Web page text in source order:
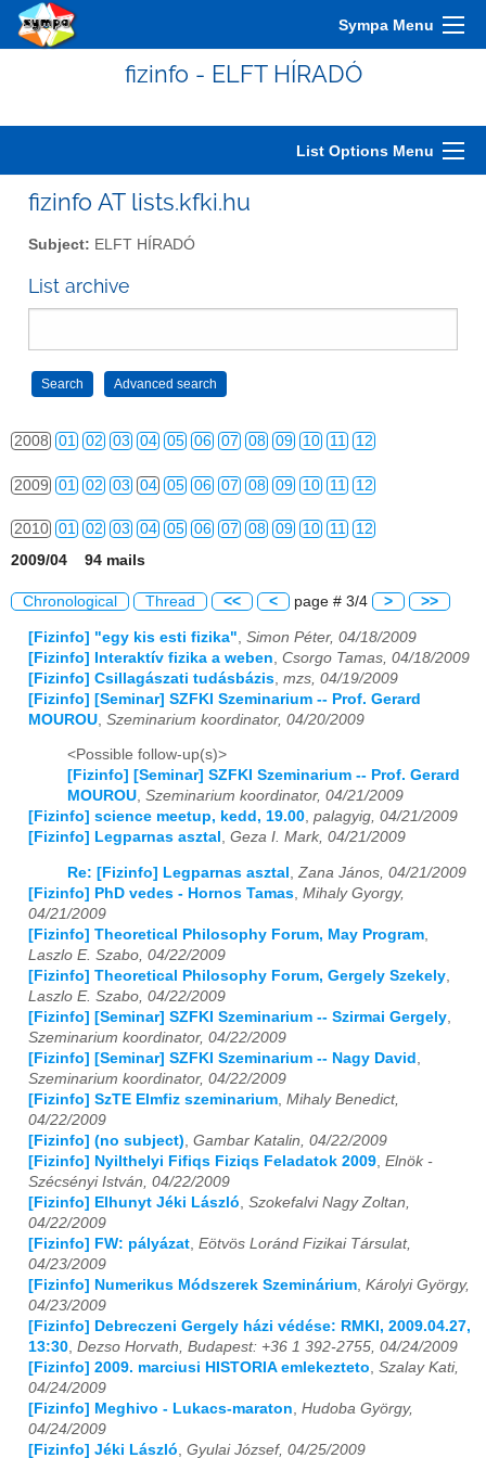
Sympa Menu
fizinfo - ELFT HÍRADÓ
List Options Menu
fizinfo AT lists.kfki.hu
Subject: ELFT HÍRADÓ
List archive
2002 01 02 03 04 05 06 07 08 09 10 11 12
2005 01 02 03 04 05 06 07 08 09 10 11 12
2006 01 02 03 04 05 06 07 08 09 10 11 12
2007 01 02 03 04 05 06 07
2008 01 02 03 04 05 06 07 08 09 10 11 12
2009 01 02 03 04 05 06 07 08 09 10 11 12
2010 01 02 03 04 05 06 07 08 09 10 11 12
2013 01 02 03 04 05 06 07 08 09 10 11 12
2014 01 02 03 04 05 06 07 08 09 10 11 12
01 02 03 04 05 06 07
01 02 03 04 05 06 07 08 09 10 11 12
2017 01 02 03 04 05 06 07 08 09 10 11 12
01 02 03 04 05 06 07 08 09 10 11 12
2019 01 02 04 05 06 08 09 11 12
2020 01 02 03 04 05 06 07 08 09 10 11 12
2021 01 02 03 04 05 06 07 08 09 10 11 12
2022 01 02 03 04 05 06 07 08 09 10 11 12
2023 01 02 03 04 05 06 07 08 09 10 11 12
2024 01 02 03 04 05 06 07 08 09 10 11 12
2025 01 02 03 04 05 06 07
04
2009/04 94 mails
Chronological Thread << < page # 3/4 > >>
[Fizinfo] "egy kis esti fizika" Simon Péter, 04/18/2009
[Fizinfo] Interaktív fizika a weben Csorgo Tamas, 04/18/2009
[Fizinfo] Csillagászati tudásbázis mzs, 04/19/2009
[Fizinfo] [Seminar] SZFKI Szeminarium -- Prof. Gerard
MOUROU Szeminarium koordinator, 04/20/2009
<Possible follow-up(s)>
[Fizinfo] [Seminar] SZFKI Szeminarium -- Prof. Gerard
MOUROU, Szeminarium koordinator, 04/21/2009
[Fizinfo] science meetup, kedd, 19.00, palagyig, 04/21/2009
[Fizinfo] Legparnas asztal , Geza I. Mark, 04/21/2009
Re: [Fizinfo] Legparnas asztal ,Zana János, 04/21/2009
[Fizinfo] PhD vedes - Hornos Tamas, Mihaly Gyorgy,
04/21/2009
[Fizinfo] Theoretical Philosophy Forum, May Program,
Laszlo E. Szabo, 04/22/2009
[Fizinfo] Theoretical Philosophy Forum, Gergely Szekely,
Laszlo E. Szabo, 04/22/2009
[Fizinfo] [Seminar] SZFKI Szeminarium -- Szirmai Gergely,
Szeminarium koordinator, 04/22/2009
[Fizinfo] [Seminar] SZFKI Szeminarium -- Nagy David ,
Szeminarium koordinator, 04/22/2009
[Fizinfo] SzTE Elmfiz szeminarium, Mihaly Benedict,
04/22/2009
[Fizinfo] (no subject), Gambar Katalin, 04/22/2009
[Fizinfo] Nyilthelyi Fifiqs Fiziqs Feladatok 2009, Elnök -
Szécsényi István, 04/22/2009
[Fizinfo] Elhunyt Jéki László, Szokefalvi Nagy Zoltan,
04/22/2009
[Fizinfo] FW: pályázat, Eötvös Loránd Fizikai Társulat,
04/23/2009
[Fizinfo] Numerikus Módszerek Szeminárium, Károlyi György,
04/23/2009
[Fizinfo] Debreczeni Gergely házi védése: RMKI, 2009.04.27,
13:30, Dezso Horvath, Budapest: +36 1 392-2755, 04/24/2009
[Fizinfo] 2009. marciusi HISTORIA emlekezteto, Szalay Kati,
04/24/2009
[Fizinfo] Meghivo - Lukacs-maraton, Hudoba György,
04/24/2009
[Fizinfo] Jéki László, Gyulai József, 04/25/2009